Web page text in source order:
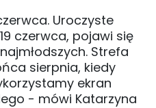
Uroczyste
czerwca, pojawi się
Strefa
sierpnia, kiedy
ekran
- mówi Katarzyna